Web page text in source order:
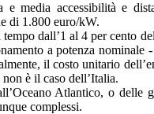
media accessibilità e
di 1.800 euro/kW.
dall’1 al 4 per cento
a potenza nominale
il costo unitario
è il caso dell’Italia.
Atlantico, o
complessi.